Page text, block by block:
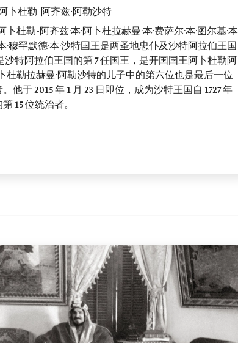
卜杜勒-阿齐兹·阿勒沙特
卜杜勒-阿齐兹·本·阿卜杜拉赫曼·本·费萨尔·本·图尔基·本
·穆罕默德·本·沙特国王是两圣地忠仆及沙特阿拉伯王国
沙特阿拉伯王国的第 7 任国王，是开国国王阿卜杜勒阿
杜勒拉赫曼·阿勒沙特的儿子中的第六位也是最后一位
他于 2015 年 1 月 23 日即位，成为沙特王国自 1727 年
15 位统治者。